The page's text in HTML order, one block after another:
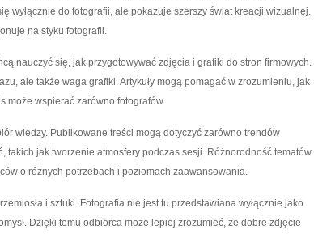
wyłącznie do fotografii, ale pokazuje szerszy świat kreacji wizualnej.
na styku fotografii.
nauczyć się, jak przygotowywać zdjęcia i grafiki do stron firmowych.
ale także waga grafiki. Artykuły mogą pomagać w zrozumieniu, jak
może wspierać zarówno fotografów.
wiedzy. Publikowane treści mogą dotyczyć zarówno trendów
jak tworzenie atmosfery podczas sesji. Różnorodność tematów
o różnych potrzebach i poziomach zaawansowania.
i sztuki. Fotografia nie jest tu przedstawiana wyłącznie jako
Dzięki temu odbiorca może lepiej zrozumieć, że dobre zdjęcie